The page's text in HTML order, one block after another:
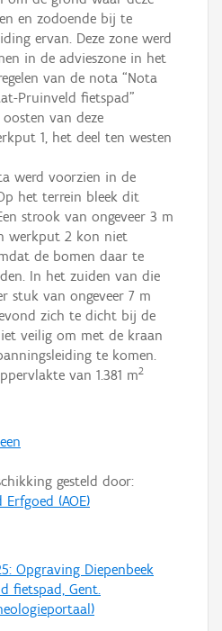
en zodoende bij te
ervan. Deze zone werd
in de advieszone in het
van de nota “Nota
Pruinveld fietspad”
oosten van deze
1, het deel ten westen
werd voorzien in de
het terrein bleek dit
strook van ongeveer 3 m
werkput 2 kon niet
de bomen daar te
In het zuiden van die
stuk van ongeveer 7 m
zich te dicht bij de
veilig om met de kraan
te komen.
van 1.381 m2
gesteld door:
(AOE)
Opgraving Diepenbeek
fietspad, Gent.